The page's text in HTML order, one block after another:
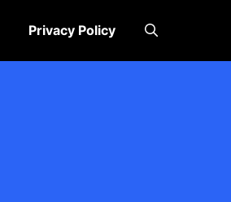
Privacy Policy